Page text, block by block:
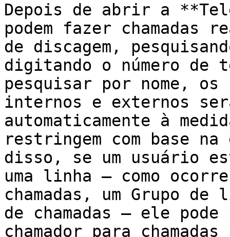
Depois de abrir a
podem fazer chamadas
de discagem,
digitando o número
pesquisar por nome,
internos e externos
automaticamente à
restringem com base
disso, se um usuário
uma linha — como
chamadas, um Grupo
de chamadas — ele
chamador para